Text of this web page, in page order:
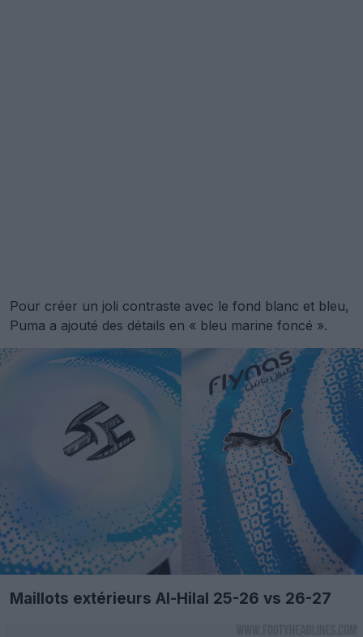
Pour créer un joli contraste avec le fond blanc et bleu,
Puma a ajouté des détails en « bleu marine foncé ».
Maillots extérieurs Al-Hilal 25-26 vs 26-27